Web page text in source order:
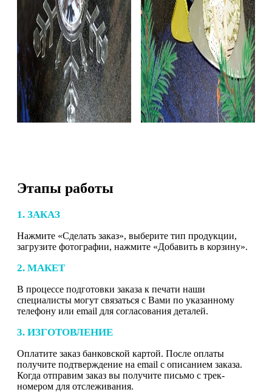
Этапы работы
1. ЗАКАЗ
Нажмите «Сделать заказ», выберите тип продукции,
загрузите фотографии, нажмите «Добавить в корзину».
2. МАКЕТ
В процессе подготовки заказа к печати наши
специалисты могут связаться с Вами по указанному
телефону или email для согласования деталей.
3. ИЗГОТОВЛЕНИЕ
Оплатите заказ банковской картой. После оплаты
получите подтверждение на email с описанием заказа.
Когда отправим заказ вы получите письмо с трек-
номером для отслеживания.